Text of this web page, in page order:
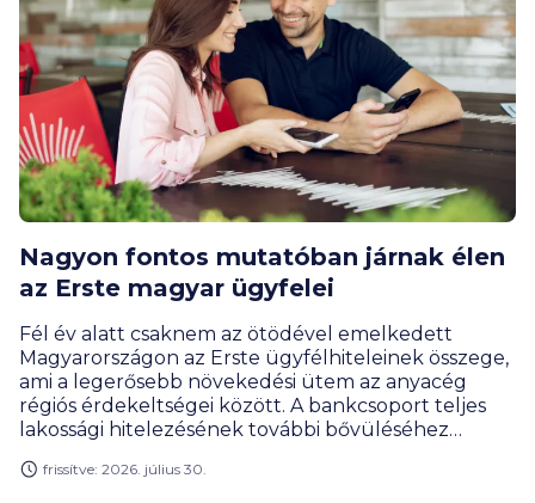
Nagyon fontos mutatóban járnak élen
az Erste magyar ügyfelei
Fél év alatt csaknem az ötödével emelkedett
Magyarországon az Erste ügyfélhiteleinek összege,
ami a legerősebb növekedési ütem az anyacég
régiós érdekeltségei között. A bankcsoport teljes
lakossági hitelezésének további bővüléséhez
kereslet élénkülése.
frissítve: 2026. július 30.